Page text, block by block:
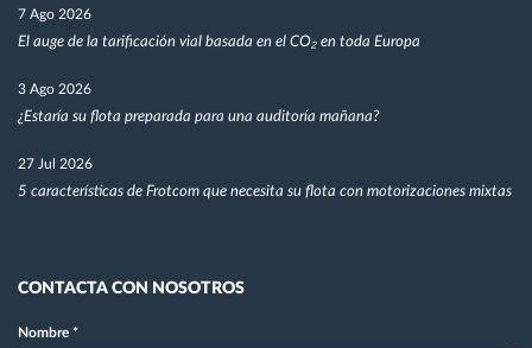
7 Ago 2026
El auge de la tarificación vial basada en el CO₂ en toda Europa
3 Ago 2026
¿Estaría su flota preparada para una auditoría mañana?
27 Jul 2026
5 características de Frotcom que necesita su flota con motorizaciones mixtas
CONTACTA CON NOSOTROS
Nombre *